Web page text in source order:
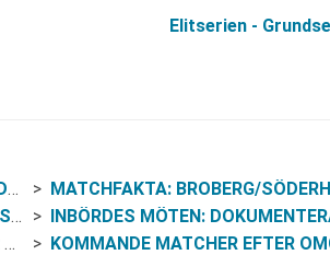
Elitserien -
MATCHFAKTA: BROBERG/SÖDERHAMN-
INBÖRDES MÖTEN:
KOMMANDE MATCHER EFTER